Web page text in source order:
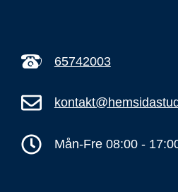
65742003
Mån-Fre 08:00 -